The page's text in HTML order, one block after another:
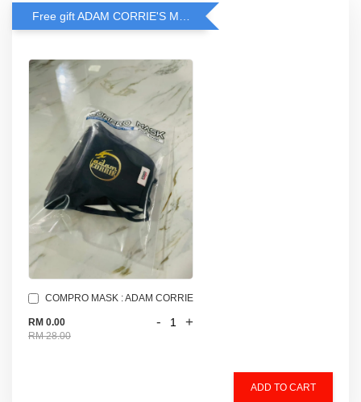
Free gift ADAM CORRIE'S MASK when spend RM200 and above
COMPRO MASK : ADAM CORRIE
RM 0.00
RM 28.00
- +
ADD TO CART